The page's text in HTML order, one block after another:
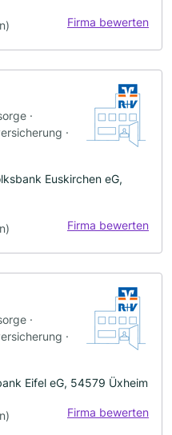
Firma bewerten
·
·
Euskirchen eG,
Firma bewerten
·
·
Eifel eG, 54579 Üxheim
Firma bewerten